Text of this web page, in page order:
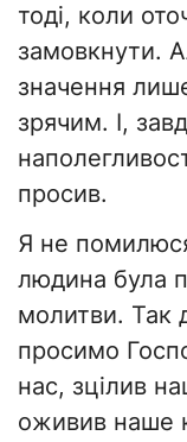
тоді, коли
замовкнути.
значення
зрячим. І,
просив.
Я не
людина була
молитви. Так
просимо
нас, зцілив
оживив наше